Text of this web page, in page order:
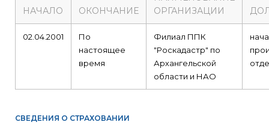
НАЧАЛО ОКОНЧАНИЕ
ОРГАНИЗАЦИИ
02.04.2001
По
настоящее
время
Филиал ППК
"Роскадастр" по
Архангельской
области и НАО
СВЕДЕНИЯ О СТРАХОВАНИИ